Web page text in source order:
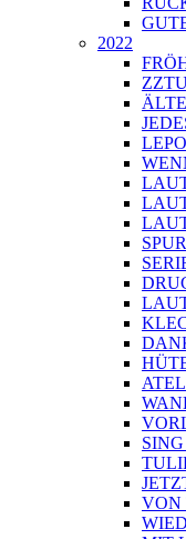
2022
VON